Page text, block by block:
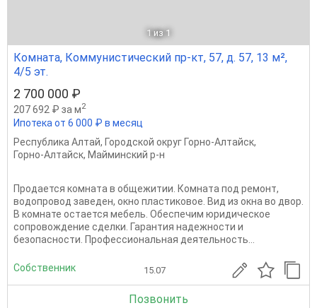
1 из 1
Комната, Коммунистический пр-кт, 57, д. 57, 13 м²,
4/5 эт.
2 700 000 ₽
207 692 ₽ за м2
Ипотека от 6 000 ₽ в месяц
Республика Алтай, Городской округ Горно-Алтайск,
Горно-Алтайск, Майминский р-н
Продается комната в общежитии. Комната под ремонт,
водопровод заведен, окно пластиковое. Вид из окна во двор.
В комнате остается мебель. Обеспечим юридическое
сопровождение сделки. Гарантия надежности и
безопасности. Профессиональная деятельность...
Собственник 15.07
Позвонить